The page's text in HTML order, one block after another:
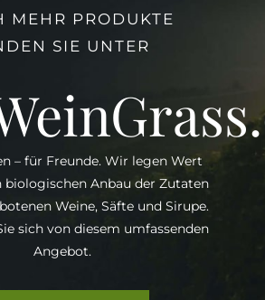
MEHR PRODUKTE
SIE UNTER
– für Freunde. Wir legen Wert
biologischen Anbau der Zutaten
Weine, Säfte und Sirupe.
sich von diesem umfassenden
Angebot.